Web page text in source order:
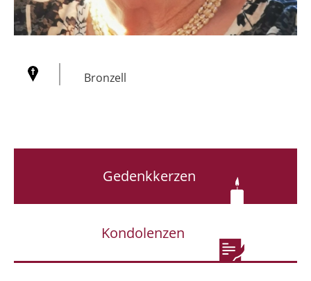
Bronzell
Gedenkkerzen
Kondolenzen